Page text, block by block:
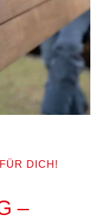
DICH!
–